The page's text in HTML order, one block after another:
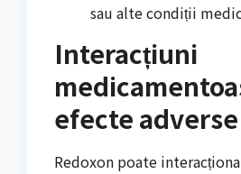
sau alte condiții
Interacțiuni
efecte adverse
Redoxon poate